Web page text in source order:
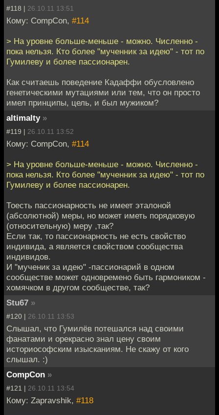
#118 | 26.10.11 13:51
Кому: CompCon, #114
> На уровне больше-меньше - можно. Численно -
пока нельзя. Кто более "мученник за идею" - тот по
Гумилеву и более пассионарен.
Как считаешь поведение Кадаффи обусловлено
генетическими мутациями или тем, что он просто
имел принципы, цель, и был мужиком?
altimalty »
#119 | 26.10.11 13:52
Кому: CompCon, #114
> На уровне больше-меньше - можно. Численно -
пока нельзя. Кто более "мученник за идею" - тот по
Гумилеву и более пассионарен.
Тоесть пассионарность не имеет эталоной
(абсолютной) меры, но может иметь порядковую
(относительную) меру ,так?
Если так, то пассионарность не есть свойство
индивида, а является свойством сообщества
индивидов.
И "мученик за идею" -пассионарий в одном
сообществе может одновремено быть гармоником -
хомячком в другом сообществе, так?
Stu67 »
#120 | 26.10.11 13:53
Слышал, что Гумилёв потешался над своими
фанатами и орекрасно знал цену своим
историософским изысканиям. Не скажу от кого
слышал. :)
CompCon »
#121 | 26.10.11 13:54
Кому: Zapravshik, #118